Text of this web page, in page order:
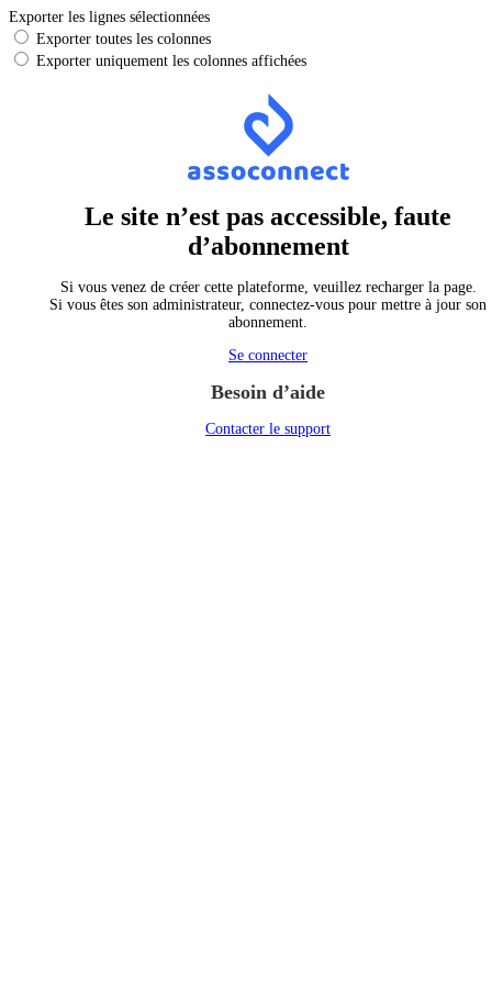
Exporter les lignes sélectionnées
Exporter toutes les colonnes
Exporter uniquement les colonnes affichées
Le site n’est pas accessible, faute
d’abonnement
Si vous venez de créer cette plateforme, veuillez recharger la page.
Si vous êtes son administrateur, connectez-vous pour mettre à jour son
abonnement.
Se connecter
Besoin d’aide
Contacter le support